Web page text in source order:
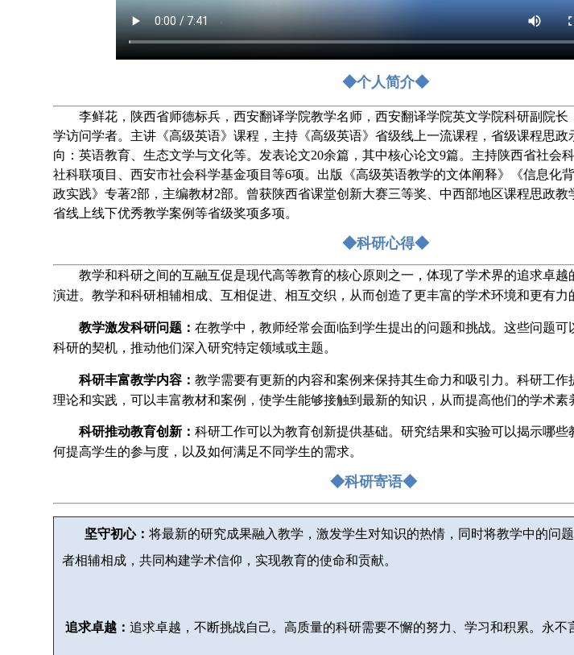
◆个人简介◆
李鲜花，陕西省师德标兵，西安翻译学院教学名师，西安翻译学院英文学院科研副院长
学访问学者。主讲《高级英语》课程，主持《高级英语》省级线上一流课程，省级课程思政
向：英语教育、生态文学与文化等。发表论文20余篇，其中核心论文9篇。主持陕西省社会
社科联项目、西安市社会科学基金项目等6项。出版《高级英语教学的文体阐释》《信息化
政实践》专著2部，主编教材2部。曾获陕西省课堂创新大赛三等奖、中西部地区课程思政教
省线上线下优秀教学案例等省级奖项多项。
◆科研心得◆
教学和科研之间的互融互促是现代高等教育的核心原则之一，体现了学术界的追求卓越
演进。教学和科研相辅相成、互相促进、 相互交织，从而创造了更丰富的学术环境和更有力
教学激发科研问题： 在教学中，教师经常会面临到学生提出的问题和挑战。这些问题可
科研的契机，推动他们深入研究特定领域或主题。
科研丰富教学内容： 教学需要有更新的内容和案例来保持其生命力和吸引力。科研工作
理论和实践，可以丰富教材和案例，使学生能够接触到最新的知识，从而提高他们的学术素
科研推动教育创新： 科研工作可以为教育创新提供基础。研究结果和实验可以揭示哪些
何提高学生的参与度，以及如何满足不同学生的需求。
◆科研寄语◆
坚守初心： 将最新的研究成果融入教学，激发学生对知识的热情，同时将教学中的问
者相辅相成，共同构建学术信仰，实现教育的使命和贡献。
追求卓越： 追求卓越，不断挑战自己。高质量的科研需要不懈的努力、学习和积累。永不